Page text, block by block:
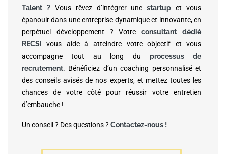
Talent ?Vous rêvez d’intégrer unestartupet vous
épanouir dans une entreprise dynamique et innovante, en
perpétuel développement ? Votreconsultant dédié
RECSI
vous aide à atteindre votre objectif et vous
accompagne tout au long du processus de
recrutement. Bénéficiez d’un coaching personnalisé et
des conseils avisés de nos experts, et mettez toutes les
chances de votre côté pour réussir votre entretien
d’embauche !
Un conseil ? Des questions ? Contactez-nous !